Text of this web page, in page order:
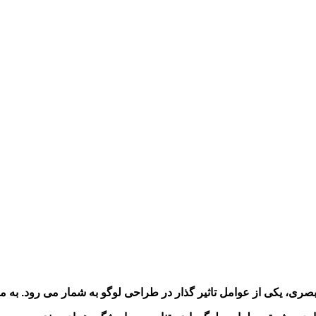
یکی از عوامل تاثیر گذار در طراحی لوگو به شمار می رود. به